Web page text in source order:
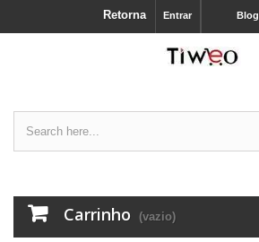
Blog
Entrar
Retorna
Carrinho (vazio)